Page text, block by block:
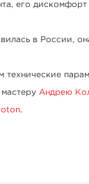
его
в России,
технические
Андрею
.